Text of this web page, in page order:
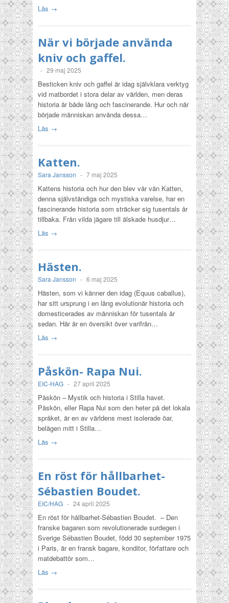
Läs →
När vi började använda
kniv och gaffel.
- 29 maj 2025
Besticken kniv och gaffel är idag självklara verktyg
vid matbordet i stora delar av världen, men deras
historia är både lång och fascinerande. Hur och när
började människan använda dessa…
Läs →
Katten.
Sara Jansson - 7 maj 2025
Kattens historia och hur den blev vår vän Katten,
denna självständiga och mystiska varelse, har en
fascinerande historia som sträcker sig tusentals år
tillbaka. Från vilda jägare till älskade husdjur…
Läs →
Hästen.
Sara Jansson - 6 maj 2025
Hästen, som vi känner den idag (Equus caballus),
har sitt ursprung i en lång evolutionär historia och
domesticerades av människan för tusentals år
sedan. Här är en översikt över varifrån…
Läs →
Påskön- Rapa Nui.
EIC-HAG - 27 april 2025
Påskön – Mystik och historia i Stilla havet.
Påskön, eller Rapa Nui som den heter på det lokala
språket, är en av världens mest isolerade öar,
belägen mitt i Stilla…
Läs →
En röst för hållbarhet-
Sébastien Boudet.
EIC/HAG - 24 april 2025
En röst för hållbarhet-Sébastien Boudet. – Den
franske bagaren som revolutionerade surdegen i
Sverige Sébastien Boudet, född 30 september 1975
i Paris, är en fransk bagare, konditor, författare och
matdebattör som…
Läs →